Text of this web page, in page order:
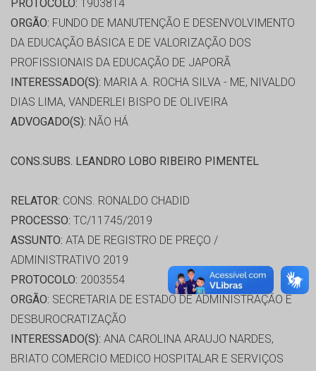
PROTOCOLO: 1903814
ORGÃO: FUNDO DE MANUTENÇÃO E DESENVOLVIMENTO
DA EDUCAÇÃO BÁSICA E DE VALORIZAÇÃO DOS
PROFISSIONAIS DA EDUCAÇÃO DE JAPORÃ
INTERESSADO(S): MARIA A. ROCHA SILVA - ME, NIVALDO
DIAS LIMA, VANDERLEI BISPO DE OLIVEIRA
ADVOGADO(S): NÃO HÁ
CONS.SUBS. LEANDRO LOBO RIBEIRO PIMENTEL
RELATOR: CONS. RONALDO CHADID
PROCESSO: TC/11745/2019
ASSUNTO: ATA DE REGISTRO DE PREÇO /
ADMINISTRATIVO 2019
PROTOCOLO: 2003554
ORGÃO: SECRETARIA DE ESTADO DE ADMINISTRAÇÃO E
DESBUROCRATIZAÇÃO
INTERESSADO(S): ANA CAROLINA ARAUJO NARDES,
BRIATO COMERCIO MEDICO HOSPITALAR E SERVIÇOS